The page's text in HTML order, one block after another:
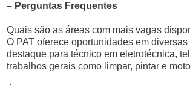
– Perguntas Frequentes
Quais são as áreas com mais vagas
O PAT oferece oportunidades em diversas
destaque para técnico em eletrotécnica,
trabalhos gerais como limpar, pintar e